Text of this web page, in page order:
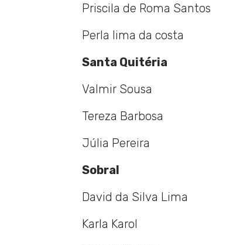
Priscila de Roma Santos
Perla lima da costa
Santa Quitéria
Valmir Sousa
Tereza Barbosa
Júlia Pereira
Sobral
David da Silva Lima
Karla Karol